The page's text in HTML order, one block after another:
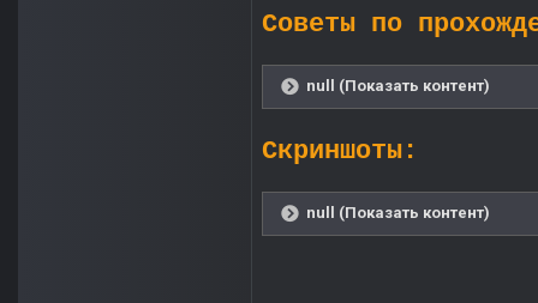
Советы по
null (Показать контент)
Скриншоты:
null (Показать контент)